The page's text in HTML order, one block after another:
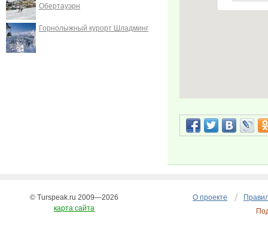
Обертауэрн
Горнолыжный курорт Шладминг
О проекте
© Turspeak.ru 2009—2026
карта сайта